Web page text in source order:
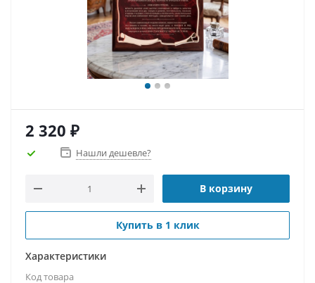
2 320 ₽
Нашли дешевле?
В корзину
Купить в 1 клик
Характеристики
Код товара